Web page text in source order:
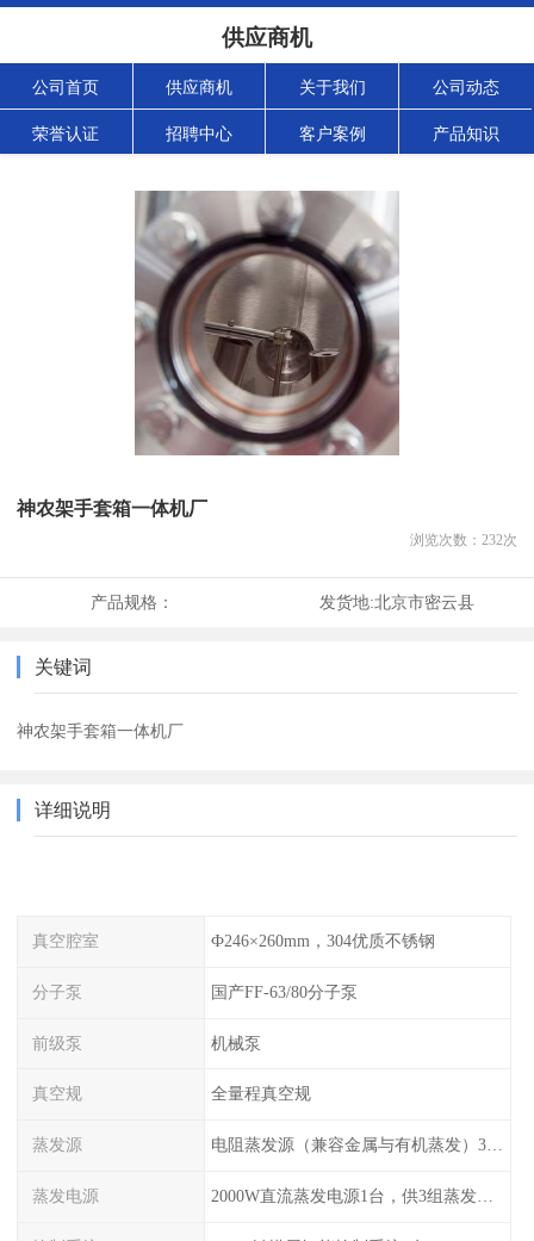
供应商机
公司首页 供应商机 关于我们 公司动态
荣誉认证 招聘中心 客户案例 产品知识
神农架手套箱一体机厂
浏览次数： 232次
产品规格： 发货地:北京市密云县
关键词
神农架手套箱一体机厂
详细说明
真空腔室 Ф246×260mm，304优质不锈钢
分子泵 国产FF-63/80分子泵
前级泵 机械泵
真空规 全量程真空规
蒸发源 电阻蒸发源（兼容金属与有机蒸发）3组，可切换使用
蒸发电源 2000W直流蒸发电源1台，供3组蒸发源切换使用